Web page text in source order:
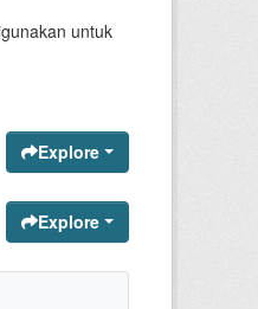
untuk
Explore
Explore